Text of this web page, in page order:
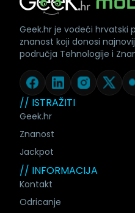
// ISTRAŽITI
Geek.hr
Znanost
Jackpot
// INFORMACIJA
Kontakt
Odricanje
Geek.hr je vodeći hrvatski
znanost koji donosi
područja Tehnologije i